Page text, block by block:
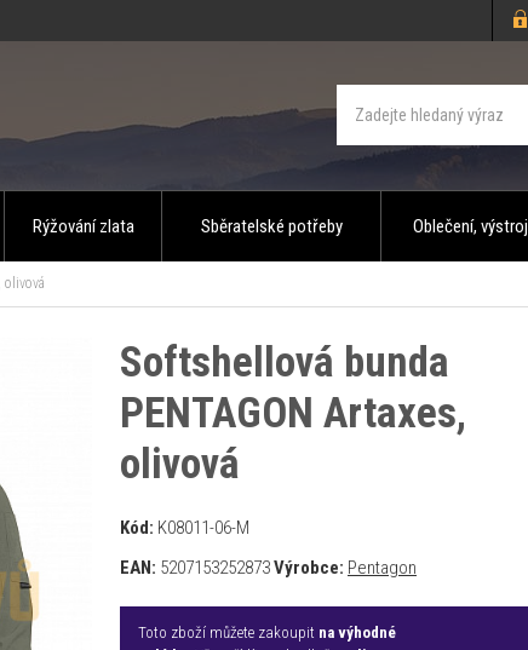
Rýžování zlata Sběratelské potřeby Oblečení, výstroj
olivová
Softshellová bunda
PENTAGON Artaxes,
olivová
Kód: K08011-06-M
EAN: 5207153252873Výrobce: Pentagon
Toto zboží můžete zakoupit na výhodné